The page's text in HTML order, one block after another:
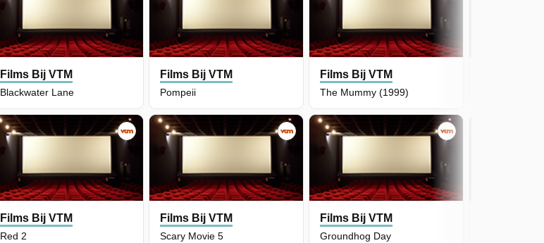
Films Bij VTM
Blackwater Lane
Films Bij VTM
Pompeii
Films Bij VTM
Red 2
Films Bij VTM
Scary Movie 5
Films Bij VTM
The Mummy (1999)
Films Bij VTM
Groundhog Day